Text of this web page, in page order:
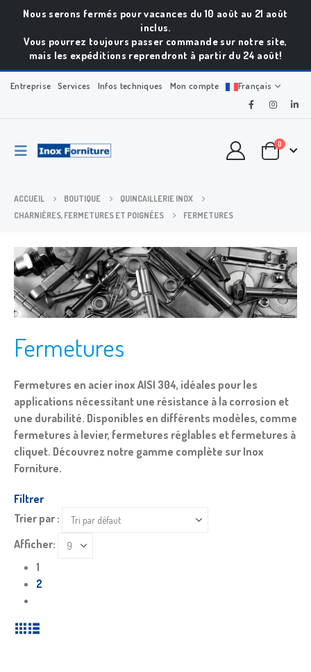
Nous serons fermés pour vacances du 10 août au 21 août
inclus.
Vous pourrez toujours passer commande sur notre site,
mais les expéditions reprendront à partir du 24 août!
Entreprise Services Infos techniques Mon compte Français
0
ACCUEIL BOUTIQUE
QUINCAILLERIE INOX
CHARNIÈRES, FERMETURES ET POIGNÉES
FERMETURES
Fermetures
Fermetures en acier inox AISI 304, idéales pour les
applications nécessitant une résistance à la corrosion et
une durabilité. Disponibles en différents modèles, comme
fermetures à levier, fermetures réglables et fermetures à
cliquet. Découvrez notre gamme complète sur Inox
Forniture.
Filtrer
Trier par :
Afficher:
1
2